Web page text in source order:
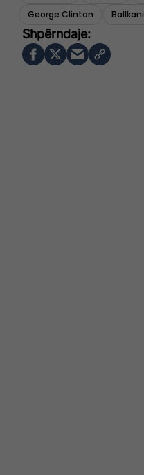
George Clinton
Ballkani